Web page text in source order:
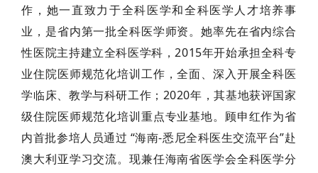
作，她一直致力于全科医学和全科医学人才培养事
业，是省内第一批全科医学师资。她率先在省内综合
性医院主持建立全科医学科，2015年开始承担全科专
业住院医师规范化培训工作，全面、深入开展全科医
学临床、教学与科研工作；2020年，其基地获评国家
级住院医师规范化培训重点专业基地。顾申红作为省
内首批参培人员通过 “海南-悉尼全科医生交流平台”赴
澳大利亚学习交流。现兼任海南省医学会全科医学分